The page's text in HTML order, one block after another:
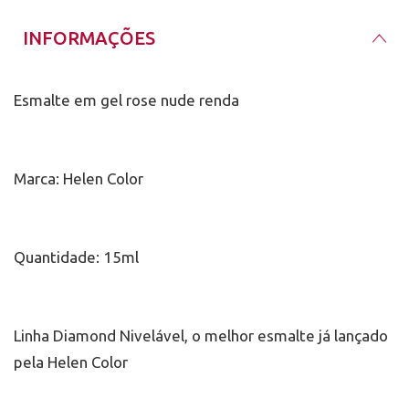
INFORMAÇÕES
Esmalte em gel rose nude renda
Marca: Helen Color
Quantidade: 15ml
Linha Diamond Nivelável, o melhor esmalte já lançado
pela Helen Color